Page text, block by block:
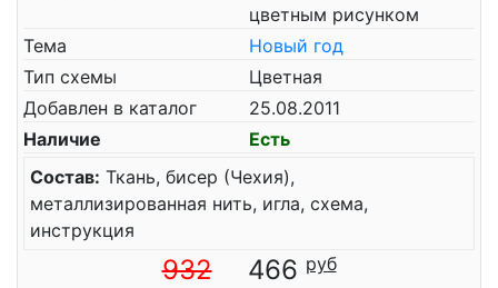
цветным рисунком
Тема
Новый год
Тип схемы
Цветная
Добавлен в каталог
25.08.2011
Наличие
Есть
Состав: Ткань, бисер (Чехия),
металлизированная нить, игла, схема,
инструкция
932 466